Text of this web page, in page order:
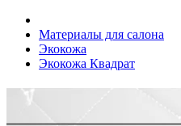
Материалы для салона
Экокожа
Экокожа Квадрат